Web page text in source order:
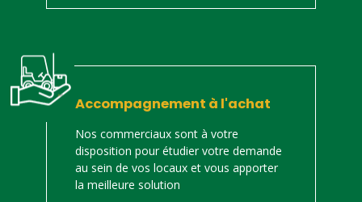
Accompagnement à l'achat
Nos commerciaux sont à votre
disposition pour étudier votre demande
au sein de vos locaux et vous apporter
la meilleure solution